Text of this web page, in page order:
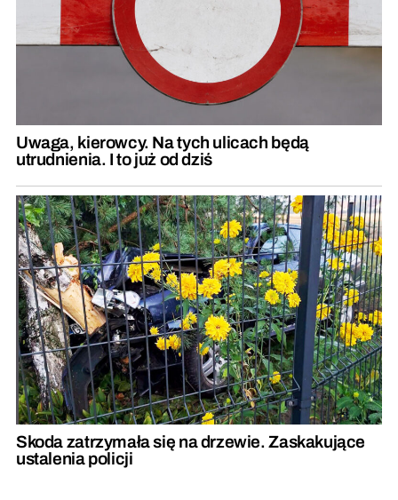
Uwaga, kierowcy. Na tych ulicach będą
utrudnienia. I to już od dziś
Skoda zatrzymała się na drzewie. Zaskakujące
ustalenia policji